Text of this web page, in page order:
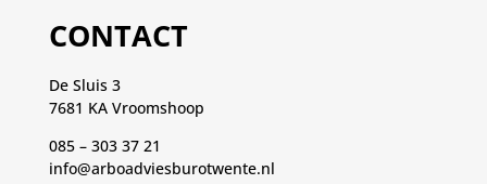
CONTACT
De Sluis 3
7681 KA Vroomshoop
085 – 303 37 21
info@arboadviesburotwente.nl